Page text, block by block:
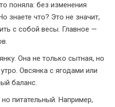
поняла: без изменения
знаете что? Это не значит,
с собой весы. Главное —
Она не только сытная, но
Овсянка с ягодами или
баланс.
питательный. Например,